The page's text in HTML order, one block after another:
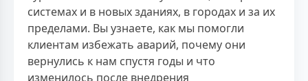
системах и в новых зданиях, в городах и за их
пределами. Вы узнаете, как мы помогли
клиентам избежать аварий, почему они
вернулись к нам спустя годы и что
изменилось после внедрения